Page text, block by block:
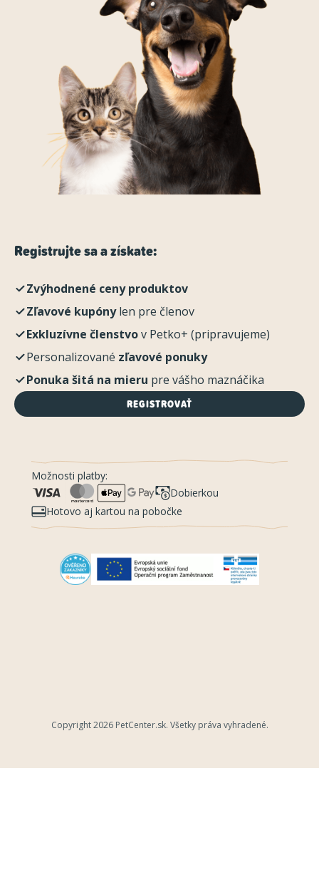
Registrujte sa a získate:
Zvýhodnené ceny produktov
Zľavové kupónylen pre členov
Exkluzívne členstvov Petko+ (pripravujeme)
Personalizované zľavové ponuky
Ponuka šitá na mieru pre vášho maznáčika
REGISTROVAŤ
Možnosti platby:
Dobierkou
Hotovo aj kartou na pobočke
Copyright 2026 PetCenter.sk. Všetky práva vyhradené.